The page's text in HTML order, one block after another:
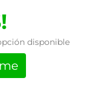
disponible